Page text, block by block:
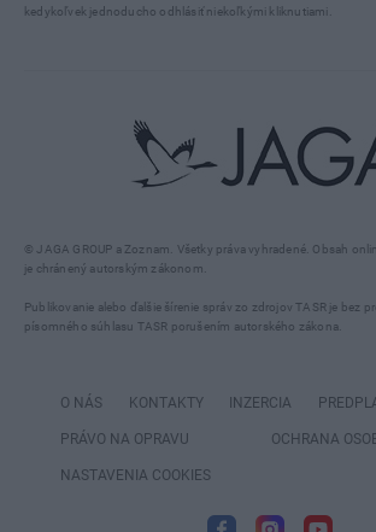
© JAGA GROUP a Zoznam. Všetky práva vyhradené. Obsah
je chránený autorským zákonom.
Publikovanie alebo ďalšie šírenie správ zo zdrojov TASR je bez
písomného súhlasu TASR porušením autorského zákona.
kedykoľvek jednoducho odhlásiť niekoľkými kliknutiami.
O NÁS KONTAKTY INZERCIA
PRÁVO NA OPRAVU OCHRANA
NASTAVENIA COOKIES